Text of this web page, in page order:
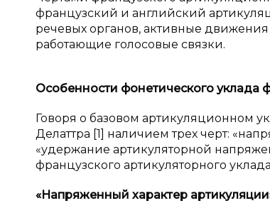
французский и английский
речевых органов, активные
работающие голосовые связки.
Особенности фонетического уклада
Говоря о базовом артикуляционном
Делаттра [1] наличием трех черт:
«удержание артикуляторной
французского артикуляторного
«Напряженный характер